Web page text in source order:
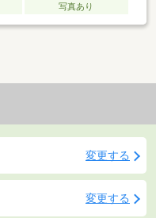
写真あり
変更する
変更する